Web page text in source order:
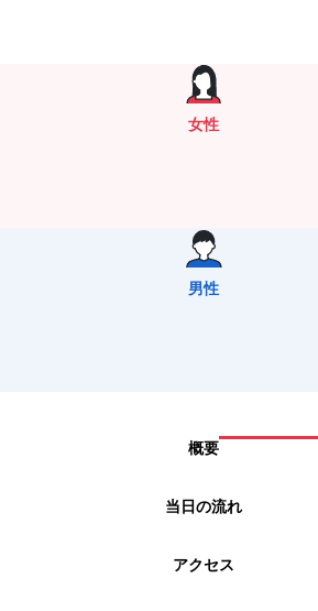
女性
男性
概要
当日の流れ
アクセス